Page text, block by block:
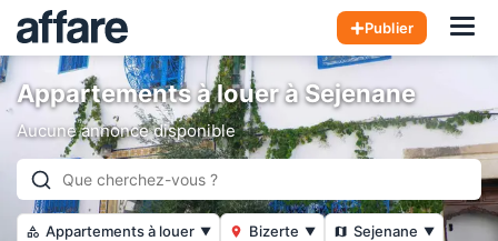
Publier
Appartements à louer à Sejenane
Aucune annonce disponible
Appartements à louer ▼ Bizerte ▼ Sejenane ▼